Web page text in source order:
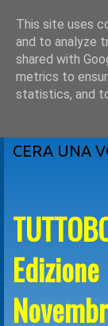
martedì 26 febbraio
CERA UNA
This site uses
and to analyze
shared with
metrics to
statistics, and